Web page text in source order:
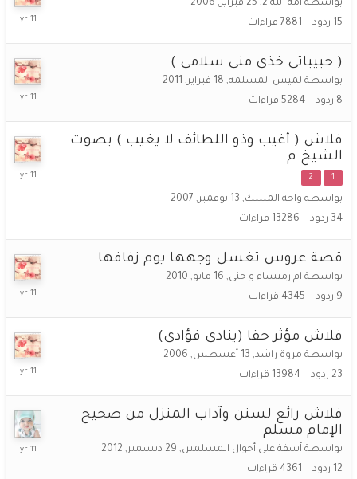
بواسطة أمه الله 2 , 25 فبراير, 2006
15 ردود 7881 قراءات
( حبيباتى خذى منى سلامى )
بواسطة لميس المسلمه, 18 فبراير, 2011
8 ردود 5284 قراءات
2014
فلاش ( أغيب وذو اللطائف لا يغيب ) بصوت
الشيخ م
1
2
بواسطة واحة المسك, 13 نوفمبر, 2007
34 ردود 13286 قراءات
30
قصة عروس تغسل وجهها يوم زفافها
بواسطة ام رميساء و جنى, 16 مايو, 2010
9 ردود 4345 قراءات
18
2014
فلاش مؤثر حقا (ينادى فؤادى)
بواسطة مروة راشد, 13 أغسطس, 2006
23 ردود 13984 قراءات
18
فلاش رائع لسنن وآداب المنزل من صحيح
الإمام مسلم
بواسطة آسفة على أحوال المسلمين, 29 ديسمبر, 2012
12 ردود 4361 قراءات
15